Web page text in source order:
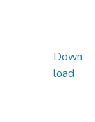
Down
load